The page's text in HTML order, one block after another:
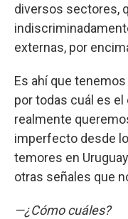
diversos sectores,
externas, por
Es ahí que
por todas cuál es
realmente
imperfecto desde
temores en
otras señales que
—¿Cómo cuáles?